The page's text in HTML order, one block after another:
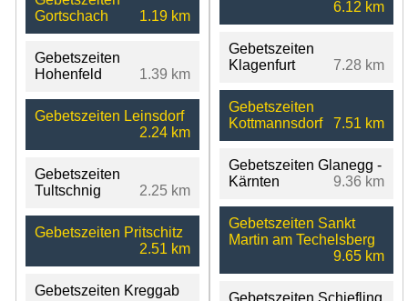
Gortschach
1.19 km
Gebetszeiten
Hohenfeld
1.39 km
Gebetszeiten Leinsdorf
2.24 km
Gebetszeiten
Tultschnig
2.25 km
Gebetszeiten Pritschitz
2.51 km
Gebetszeiten Kreggab
6.12 km
Gebetszeiten
Klagenfurt
7.28 km
Gebetszeiten
Kottmannsdorf
7.51 km
Gebetszeiten Glanegg -
Kärnten
9.36 km
Gebetszeiten Sankt
Martin am Techelsberg
9.65 km